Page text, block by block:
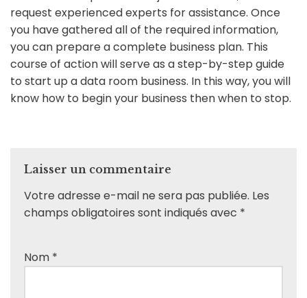
request experienced experts for assistance. Once
you have gathered all of the required information,
you can prepare a complete business plan. This
course of action will serve as a step-by-step guide
to start up a data room business. In this way, you will
know how to begin your business then when to stop.
Laisser un commentaire
Votre adresse e-mail ne sera pas publiée. Les
champs obligatoires sont indiqués avec *
Nom *